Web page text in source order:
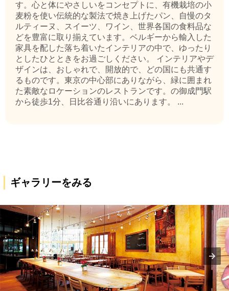
す。心と体にやさしいをコンセプトに、有機栽培の小
麦粉を使い伝統的な製法で焼き上げたパン、自慢のタ
ルティーヌ、スイーツ、ワイン、世界各国の食料品な
どを豊富に取り揃えています。ベルギーから輸入した
家具を配した落ち着いたインテリアの中で、ゆったり
としたひとときをお過ごしください。 インテリアやデ
ザインは、おしゃれで、開放的で、どの国にも共通す
るものです。東京の中心部にありながら、緑に囲まれ
た素敵なロケーションのレストランです。の御成門駅
から徒歩1分、日比谷通り沿いにあります。 ...
ギャラリーをみる